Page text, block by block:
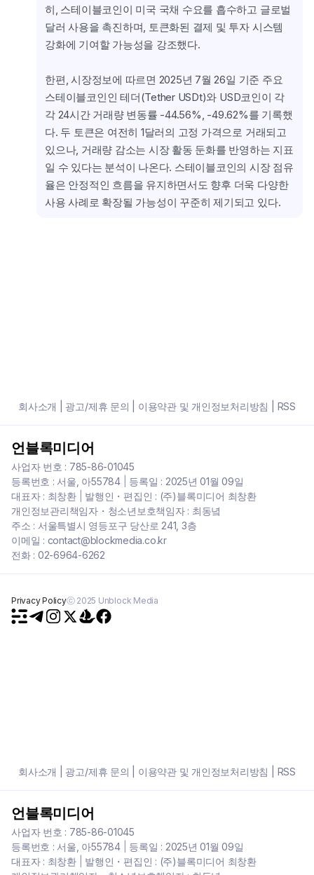
히, 스테이블코인이 미국 국채 수요를 흡수하고 글로벌
달러 사용을 촉진하며, 토큰화된 결제 및 투자 시스템
강화에 기여할 가능성을 강조했다.
한편, 시장정보에 따르면 2025년 7월 26일 기준 주요
스테이블코인인 테더(Tether USDt)와 USD코인이 각
각 24시간 거래량 변동률 -44.56%, -49.62%를 기록했
다. 두 토큰은 여전히 1달러의 고정 가격으로 거래되고
있으나, 거래량 감소는 시장 활동 둔화를 반영하는 지표
일 수 있다는 분석이 나온다. 스테이블코인의 시장 점유
율은 안정적인 흐름을 유지하면서도 향후 더욱 다양한
사용 사례로 확장될 가능성이 꾸준히 제기되고 있다.
회사소개 광고/제휴 문의 이용약관 및 개인정보처리방침 RSS
언블록미디어
사업자 번호 : 785-86-01045
등록번호 : 서울, 아55784| 등록일 : 2025년 01월 09일
대표자 : 최창환| 발행인・편집인 : (주)블록미디어 최창환
개인정보관리책임자・청소년보호책임자 : 최동녘
주소 : 서울특별시 영등포구 당산로 241, 3층
이메일 : contact@blockmedia.co.kr
전화 : 02-6964-6262
Privacy Policyⓒ 2025 Unblock Media
회사소개 광고/제휴 문의 이용약관 및 개인정보처리방침 RSS
언블록미디어
사업자 번호 : 785-86-01045
등록번호 : 서울, 아55784| 등록일 : 2025년 01월 09일
대표자 : 최창환| 발행인・편집인 : (주)블록미디어 최창환